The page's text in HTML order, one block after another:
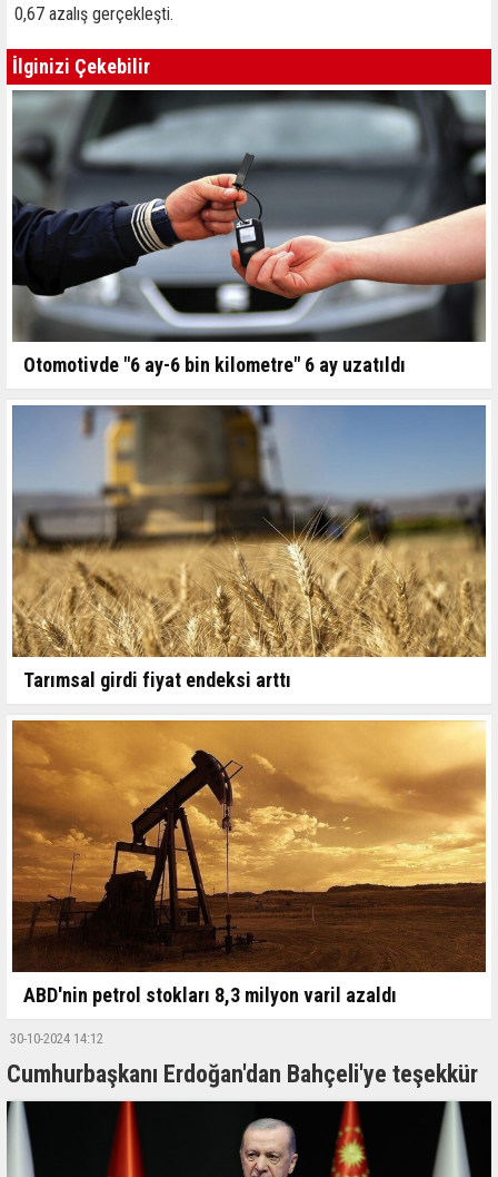
0,67 azalış gerçekleşti.
İlginizi Çekebilir
Otomotivde "6 ay-6 bin kilometre" 6 ay uzatıldı
Tarımsal girdi fiyat endeksi arttı
ABD'nin petrol stokları 8,3 milyon varil azaldı
30-10-2024 14:12
Cumhurbaşkanı Erdoğan'dan Bahçeli'ye teşekkür